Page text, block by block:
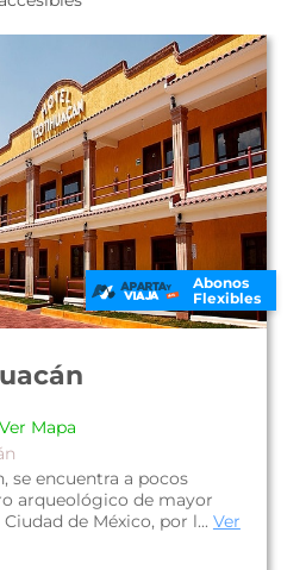
Abonos
Flexibles
Ver Mapa
se encuentra a pocos
arqueológico de mayor
de México, por l... Ver